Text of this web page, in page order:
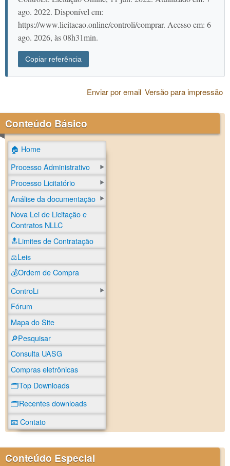
ago. 2022. Disponível em:
https://www.licitacao.online/controli/comprar. Acesso em: 6
ago. 2026, às 08h31min.
Copiar referência
Versão para impressão
Enviar por email
Conteúdo Básico
🏠 Home
Processo Administrativo
Processo Licitatório
Análise da documentação
Nova Lei de Licitação e
Contratos NLLC
🔝Limites de Contratação
⚖️Leis
💰Ordem de Compra
ControLi
Fórum
Mapa do Site
🔎Pesquisar
Consulta UASG
Compras eletrônicas
🗂️Top Downloads
🗂️Recentes downloads
📧 Contato
Conteúdo Especial